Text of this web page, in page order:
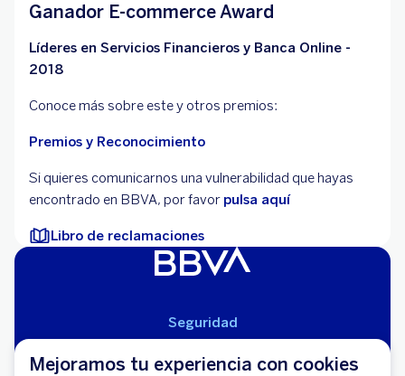
Mejoramos tu experiencia con cookies
Ganador E-commerce Award
Líderes en Servicios Financieros y Banca Online -
2018
Conoce más sobre este y otros premios:
Premios y Reconocimiento
Si quieres comunicarnos una vulnerabilidad que hayas
encontrado en BBVA, por favor pulsa aquí
Libro de reclamaciones
Seguridad
Aviso Legal
Cláusulas Generales de Contratación